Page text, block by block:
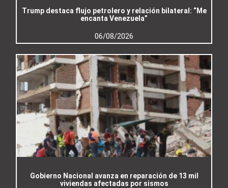
Trump destaca flujo petrolero y relación bilateral: “Me
encanta Venezuela”
06/08/2026
Gobierno Nacional avanza en reparación de 13 mil
viviendas afectadas por sismos